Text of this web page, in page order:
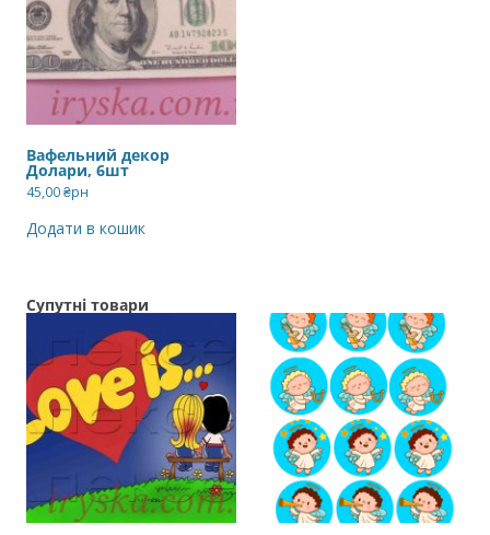
Вафельний декор
Долари, 6шт
45,00₴рн
Додати в кошик
Супутні товари